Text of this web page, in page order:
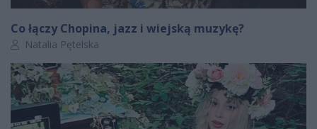
Co łączy Chopina, jazz i wiejską muzykę?
Autor artykułu:
Natalia Pętelska